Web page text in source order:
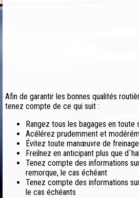
Afin de garantir les bonnes qualités
tenez compte de ce qui suit :
Rangez tous les bagages en toute
Acélérez prudemment et
Évitez toute manœuvre de
Freilnez en anticipant plus que
Tenez compte des informations
remorque, le cas échéant
Tenez compte des informations
le cas échéants